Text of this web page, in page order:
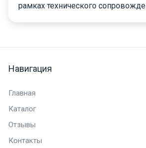
рамках технического
Навигация
Главная
Каталог
Отзывы
Контакты